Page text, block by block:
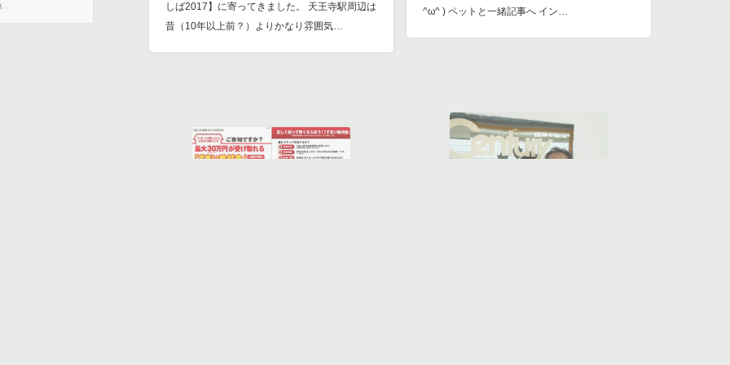
^ω^ ) ペットと一緒記事へ イン…
しば2017】に寄ってきました。 天王寺駅周辺は
昔（10年以上前？）よりかなり雰囲気…